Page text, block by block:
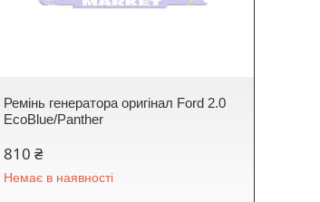
Ремінь генератора оригінал Ford 2.0
EcoBlue/Panther
810 ₴
Немає в наявності